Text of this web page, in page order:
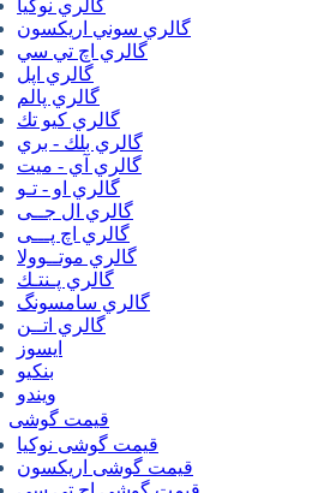
گالري نوكيا
گالري سوني اريكسون
گالري اچ تي سي
گالري اپل
گالري پالم
گالري كيو تك
گالري بلك - بري
گالري آي - ميت
گالري او - تـو
گالري ال جــی
گالري اچ پـــی
گالري موتــوولا
گالري پـنتـك
گالري سامسونگ
گالري اتــن
ایسوز
بنکیو
ویندو
قیمت گوشی
قیمت گوشی نوكيا
قیمت گوشی اريكسون